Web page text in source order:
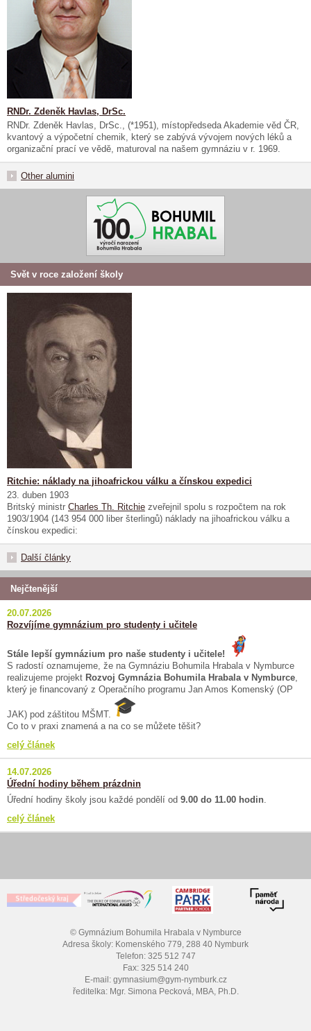
RNDr. Zdeněk Havlas, DrSc.
RNDr. Zdeněk Havlas, DrSc., (*1951), místopředseda Akademie věd ČR,
kvantový a výpočetní chemik, který se zabývá vývojem nových léků a
organizační prací ve vědě, maturoval na našem gymnáziu v r. 1969.
Other alumini
Svět v roce založení školy
Ritchie: náklady na jihoafrickou válku a čínskou expedici
23. duben 1903
Britský ministr Charles Th. Ritchie zveřejnil spolu s rozpočtem na rok
1903/1904 (143 954 000 liber šterlingů) náklady na jihoafrickou válku a
čínskou expedici:
Další články
Nejčtenější
20.07.2026
Rozvíjíme gymnázium pro studenty i učitele
Stále lepší gymnázium pro naše studenty i učitele!
S radostí oznamujeme, že na Gymnáziu Bohumila Hrabala v Nymburce
realizujeme projekt Rozvoj Gymnázia Bohumila Hrabala v Nymburce,
který je financovaný z Operačního programu Jan Amos Komenský (OP
JAK) pod záštitou MŠMT.
Co to v praxi znamená a na co se můžete těšit?
celý článek
14.07.2026
Úřední hodiny během prázdnin
Úřední hodiny školy jsou každé pondělí od 9.00 do 11.00 hodin.
celý článek
© Gymnázium Bohumila Hrabala v Nymburce
Adresa školy: Komenského 779, 288 40 Nymburk
Telefon: 325 512 747
Fax: 325 514 240
E-mail: gymnasium@gym-nymburk.cz
ředitelka: Mgr. Simona Pecková, MBA, Ph.D.